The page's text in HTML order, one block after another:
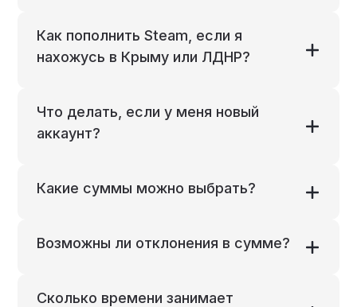
Как пополнить Steam, если я
нахожусь в Крыму или ЛДНР?
Что делать, если у меня новый
аккаунт?
Какие суммы можно выбрать?
Возможны ли отклонения в сумме?
Сколько времени занимает